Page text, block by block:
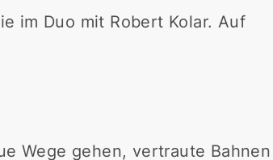
im Duo mit Robert Kolar. Auf
Wege gehen, vertraute Bahnen